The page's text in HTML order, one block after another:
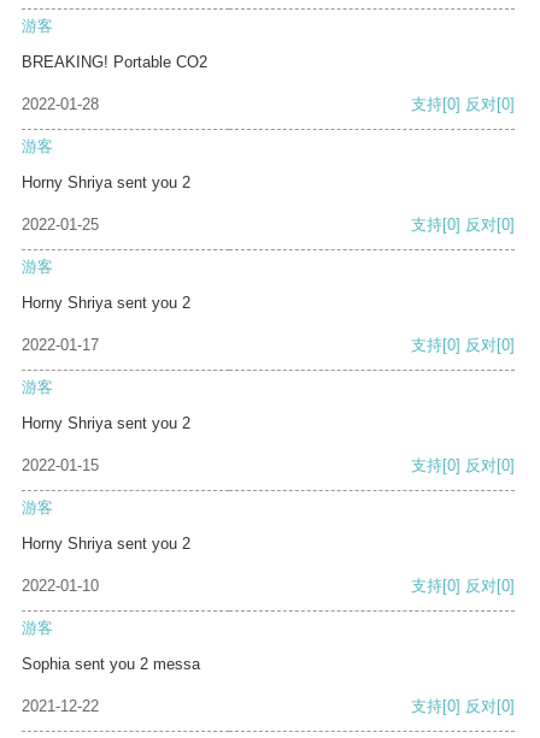
游客
BREAKING! Portable CO2
2022-01-28 支持[0] 反对[0]
游客
Horny Shriya sent you 2
2022-01-25 支持[0] 反对[0]
游客
Horny Shriya sent you 2
2022-01-17 支持[0] 反对[0]
游客
Horny Shriya sent you 2
2022-01-15 支持[0] 反对[0]
游客
Horny Shriya sent you 2
2022-01-10 支持[0] 反对[0]
游客
Sophia sent you 2 messa
2021-12-22 支持[0] 反对[0]